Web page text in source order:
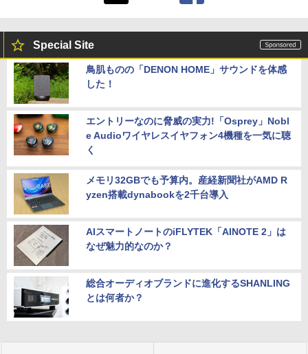
Special Site
鳥肌ものの「DENON HOME」サウンドを体感
した！
エントリーなのに脅威の実力!「Osprey」Nobl
e Audioワイヤレスイヤフォン4機種を一気に聴
く
メモリ32GBでも予算内。産経新聞社がAMD R
yzen搭載dynabookを2千台導入
AIスマートノートのiFLYTEK「AINOTE 2」は
なぜ魅力的なのか？
総合オーディオブランドに進化するSHANLING
とは何者か？